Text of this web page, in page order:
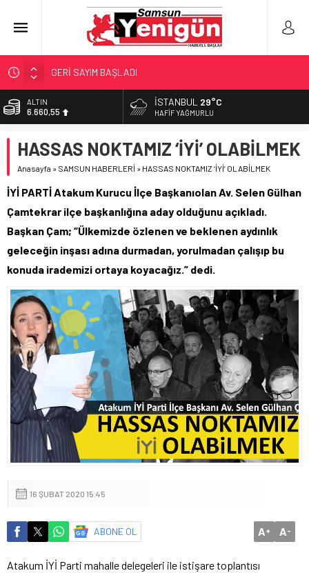
GERİ SAYIM BAŞLADI
SAMSUNSPOR’DA HEDEF 5’İNCİLİK!
‘BAFRA’YA YATIRIM YAPIN!’
YÖNETİCİ SEÇERKEN YAPILAN EN BÜYÜK HATALAR
BİST
13.779,39
47,7111
EURO
6.660,55
İSTANBUL 29°C
HAFIF YAĞMURLU
HASSAS NOKTAMIZ ‘İYİ’ OLABİLMEK
Anasayfa » SAMSUN HABERLERİ » HASSAS NOKTAMIZ ‘İYİ’ OLABİLMEK
İYİ PARTİ Atakum Kurucu İlçe Başkanıolan Av. Selen Gülhan
Çamtekrar ilçe başkanlığına aday olduğunu açıkladı.
Başkan Çam; “Ülkemizde özlenen ve beklenen aydınlık
geleceğin inşası adına durmadan, yorulmadan çalışıp bu
konuda irademizi ortaya koyacağız.” dedi.
16 ŞUBAT 2020 15:45
ABONE OL A+ A-
Atakum İYİ Parti mahalle delegeleri ile istişare toplantısı